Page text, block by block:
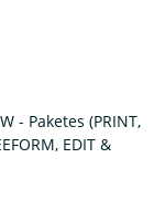
- Paketes (PRINT,
EDIT &